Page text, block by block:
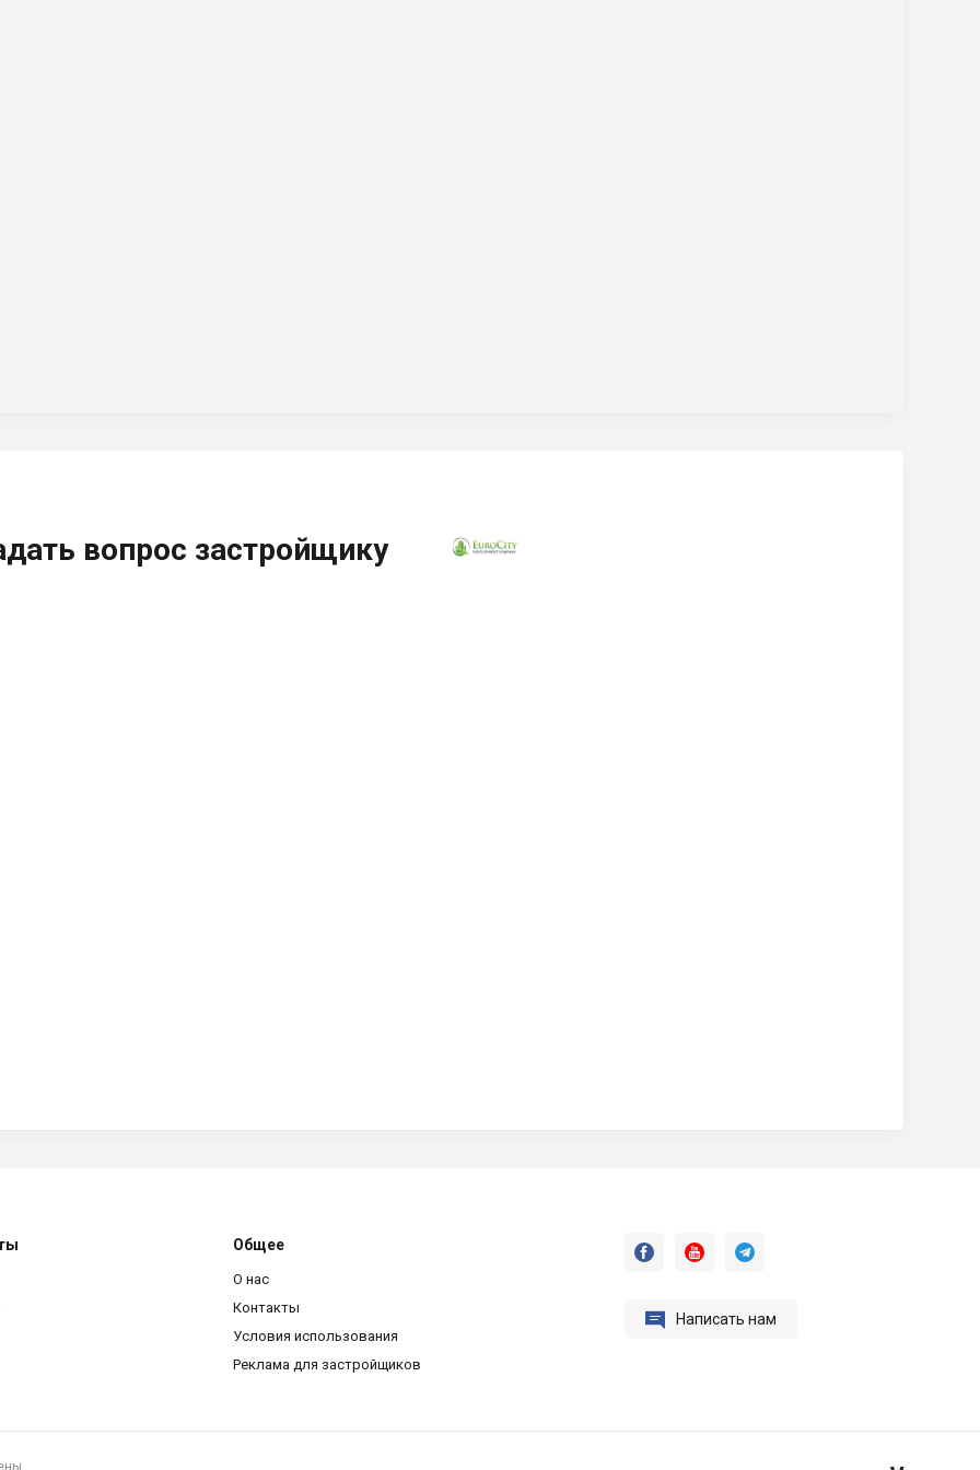
вопрос застройщику
Общее
О нас
Контакты
Условия использования
Реклама для застройщиков
  
 Написать нам